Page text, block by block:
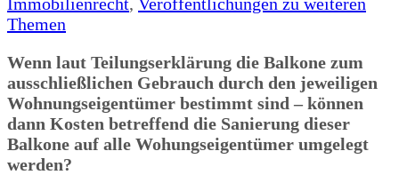
Themen
Wenn laut Teilungserklärung die Balkone zum
ausschließlichen Gebrauch durch den jeweiligen
Wohnungseigentümer bestimmt sind – können
dann Kosten betreffend die Sanierung dieser
Balkone auf alle Wohungseigentümer umgelegt
werden?